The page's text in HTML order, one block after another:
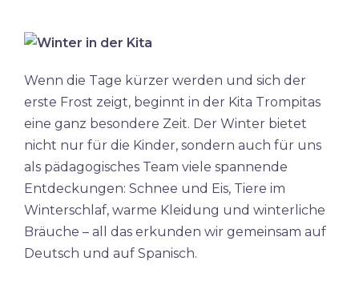
Wenn die Tage kürzer werden und sich der
erste Frost zeigt, beginnt in der Kita Trompitas
eine ganz besondere Zeit. Der Winter bietet
nicht nur für die Kinder, sondern auch für uns
als pädagogisches Team viele spannende
Entdeckungen: Schnee und Eis, Tiere im
Winterschlaf, warme Kleidung und winterliche
Bräuche – all das erkunden wir gemeinsam auf
Deutsch und auf Spanisch.